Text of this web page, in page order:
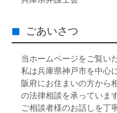
ごあいさつ
当ホームページをご覧い
私は兵庫県神戸市を中心
阪府にお住まいの方から
の法律相談を承っています
ご相談者様のお話しを丁